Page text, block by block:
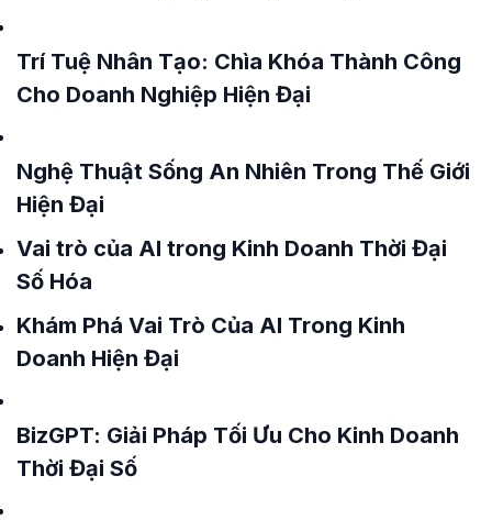
Trí Tuệ Nhân Tạo: Chìa Khóa Thành Công
Cho Doanh Nghiệp Hiện Đại
Nghệ Thuật Sống An Nhiên Trong Thế Giới
Hiện Đại
Vai trò của AI trong Kinh Doanh Thời Đại
Số Hóa
Khám Phá Vai Trò Của AI Trong Kinh
Doanh Hiện Đại
BizGPT: Giải Pháp Tối Ưu Cho Kinh Doanh
Thời Đại Số